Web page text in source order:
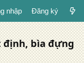
nhập Đăng ký
định, bìa đựng